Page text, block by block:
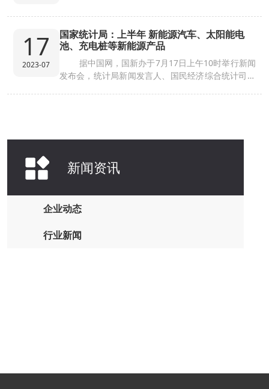
新闻资讯
企业动态
行业新闻
17
2023-07
国家统计局：上半年 新能源汽车、太阳能电
池、充电桩等新能源产品
据中国网，国新办于7月17日上午10时举行新闻
发布会，统计局新闻发言人、国民经济综合统计司司